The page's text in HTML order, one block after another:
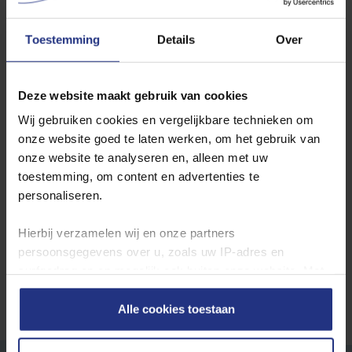
Toestemming Details Over
Deze website maakt gebruik van cookies
Wij gebruiken cookies en vergelijkbare technieken om
onze website goed te laten werken, om het gebruik van
onze website te analyseren en, alleen met uw
toestemming, om content en advertenties te
personaliseren.
Hierbij verzamelen wij en onze partners
persoonsgegevens over u, zoals uw IP‑adres en
deze gegevens kunnen wij een profiel van u opbouwen
zodat wij onze content en communicatie kunnen
afstemmen op uw voorkeuren. Partners kunnen deze
Alle cookies toestaan
Veghel Lieshout Son
productielocatie.
Waterkwaliteit in andere plaatsen
Locatie